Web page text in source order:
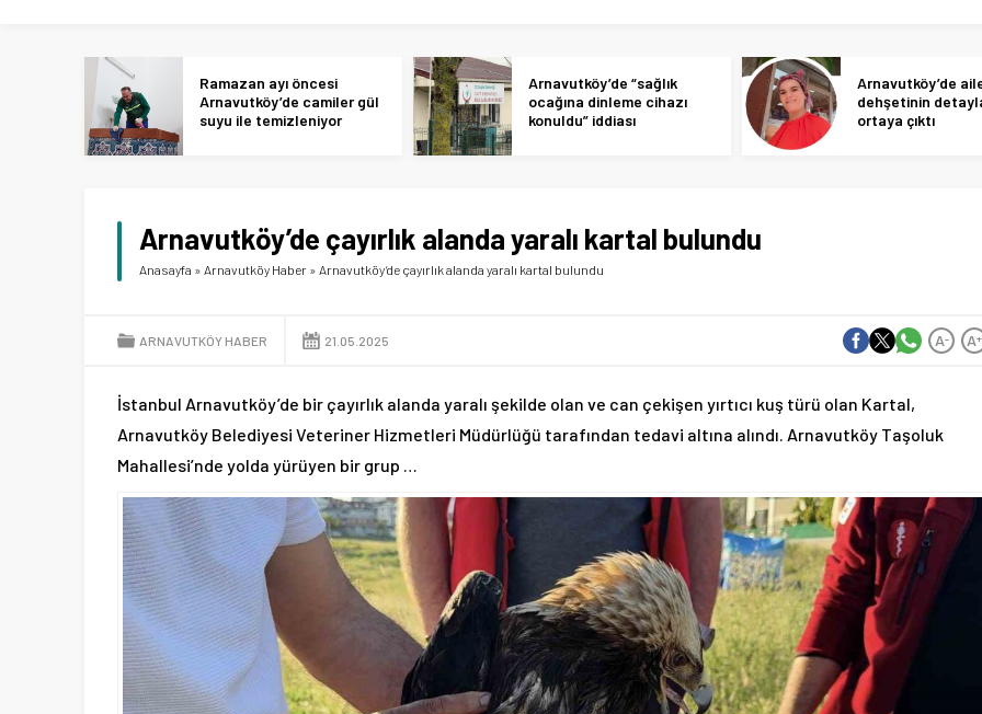
Ramazan ayı öncesi
Arnavutköy’de camiler gül
suyu ile temizleniyor
Arnavutköy’de “sağlık
ocağına dinleme cihazı
konuldu” iddiası
Arnavutköy’de
dehşetinin
ortaya çıktı
Arnavutköy’de çayırlık alanda yaralı kartal bulundu
Anasayfa » Arnavutköy Haber » Arnavutköy’de çayırlık alanda yaralı kartal bulundu
ARNAVUTKÖY HABER 21.05.2025 A+
A-
İstanbul Arnavutköy’de bir çayırlık alanda yaralı şekilde olan ve can çekişen yırtıcı kuş türü olan Kartal,
Arnavutköy Belediyesi Veteriner Hizmetleri Müdürlüğü tarafından tedavi altına alındı. Arnavutköy Taşoluk
Mahallesi’nde yolda yürüyen bir grup …